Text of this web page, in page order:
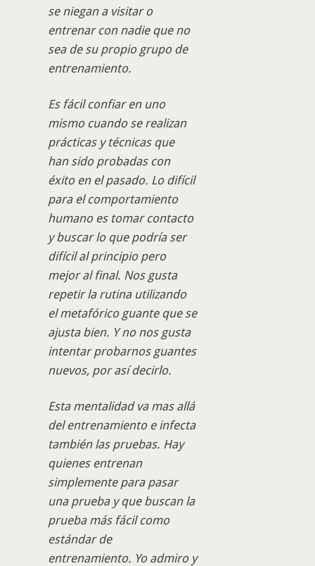
se niegan a visitar o
entrenar con nadie que no
sea de su propio grupo de
entrenamiento.
Es fácil confiar en uno
mismo cuando se realizan
prácticas y técnicas que
han sido probadas con
éxito en el pasado. Lo difícil
para el comportamiento
humano es tomar contacto
y buscar lo que podría ser
difícil al principio pero
mejor al final. Nos gusta
repetir la rutina utilizando
el metafórico guante que se
ajusta bien. Y no nos gusta
intentar probarnos guantes
nuevos, por así decirlo.
Esta mentalidad va mas allá
del entrenamiento e infecta
también las pruebas. Hay
quienes entrenan
simplemente para pasar
una prueba y que buscan la
prueba más fácil como
estándar de
entrenamiento. Yo admiro y